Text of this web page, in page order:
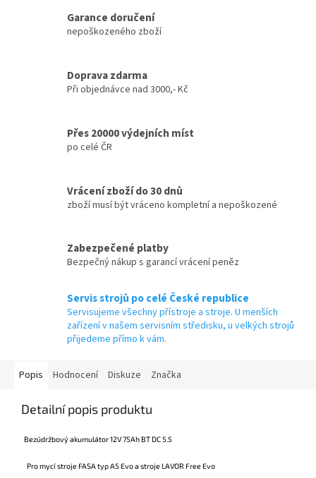
Garance doručení
nepoškozeného zboží
Doprava zdarma
Při objednávce nad 3000,- Kč
Přes 20000 výdejních míst
po celé ČR
Vrácení zboží do 30 dnů
zboží musí být vráceno kompletní a nepoškozené
Zabezpečené platby
Bezpečný nákup s garancí vrácení peněz
Servis strojů po celé České republice
Servisujeme všechny přístroje a stroje. U menších
zařízení v našem servisním středisku, u velkých strojů
přijedeme přímo k vám.
Popis Hodnocení Diskuze Značka
Detailní popis produktu
Bezúdržbovýakumulátor12V 75Ah BT DC 5.5
Pro mycí stroje FASA typ A5 Evo a stroje LAVOR Free Evo